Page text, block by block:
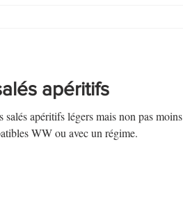
apéritifs
salés apéritifs légers mais non pas moins
WW ou avec un régime.